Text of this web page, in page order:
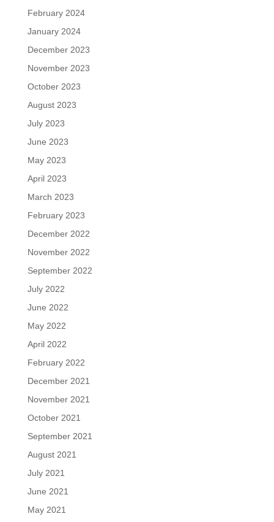
February 2024
January 2024
December 2023
November 2023
October 2023
August 2023
July 2023
June 2023
May 2023
April 2023
March 2023
February 2023
December 2022
November 2022
September 2022
July 2022
June 2022
May 2022
April 2022
February 2022
December 2021
November 2021
October 2021
September 2021
August 2021
July 2021
June 2021
May 2021